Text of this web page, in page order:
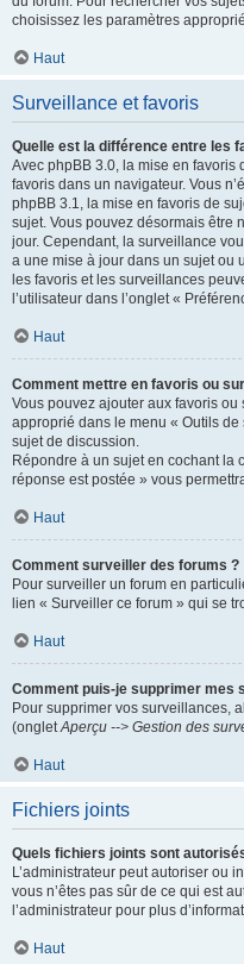
choisissez les paramètres
Haut
Surveillance et favoris
Quelle est la différence entre les
Avec phpBB 3.0, la mise en favoris
favoris dans un navigateur. Vous
phpBB 3.1, la mise en favoris de
sujet. Vous pouvez désormais être
jour. Cependant, la surveillance
a une mise à jour dans un sujet ou
les favoris et les surveillances
l’utilisateur dans l’onglet «
Haut
Comment mettre en favoris ou
Vous pouvez ajouter aux favoris
approprié dans le menu « Outils
sujet de discussion.
Répondre à un sujet en cochant la
réponse est postée » vous
Haut
Comment surveiller des forums ?
Pour surveiller un forum en
lien « Surveiller ce forum » qui se
Haut
Comment puis-je supprimer mes
Pour supprimer vos surveillances,
(ongletAperçu --> Gestion des
Haut
Fichiers joints
Quels fichiers joints sont
L’administrateur peut autoriser ou
vous n’êtes pas sûr de ce qui est
l’administrateur pour plus
Haut